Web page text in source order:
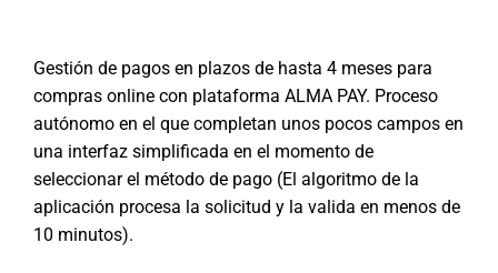
Gestión de pagos en plazos de hasta 4 meses para
compras online con plataforma ALMA PAY. Proceso
autónomo en el que completan unos pocos campos en
una interfaz simplificada en el momento de
seleccionar el método de pago (El algoritmo de la
aplicación procesa la solicitud y la valida en menos de
10 minutos).